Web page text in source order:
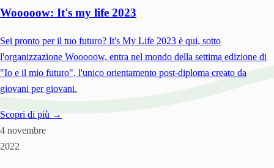
Wooooow: It's my life 2023
Sei pronto per il tuo futuro? It's My Life 2023 è qui, sotto
l'organizzazione Wooooow, entra nel mondo della settima edizione di
"Io e il mio futuro", l'unico orientamento post-diploma creato da
giovani per giovani.
Scopri di più →
4 novembre
2022